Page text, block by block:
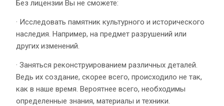
Без лицензии Вы не сможете:
· Исследовать памятник культурного и исторического
наследия. Например, на предмет разрушений или
других изменений.
· Заняться реконструированием различных деталей.
Ведь их создание, скорее всего, происходило не так,
как в наше время. Вероятнее всего, необходимы
определенные знания, материалы и техники.